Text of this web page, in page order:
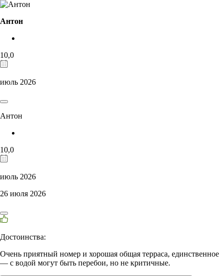
Антон
10,0
июль 2026
Антон
10,0
июль 2026
26 июля 2026
Достоинства:
Очень приятный номер и хорошая общая терраса, единственное
— с водой могут быть перебои, но не критичные.